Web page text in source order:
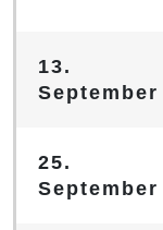
13.
September
25.
September